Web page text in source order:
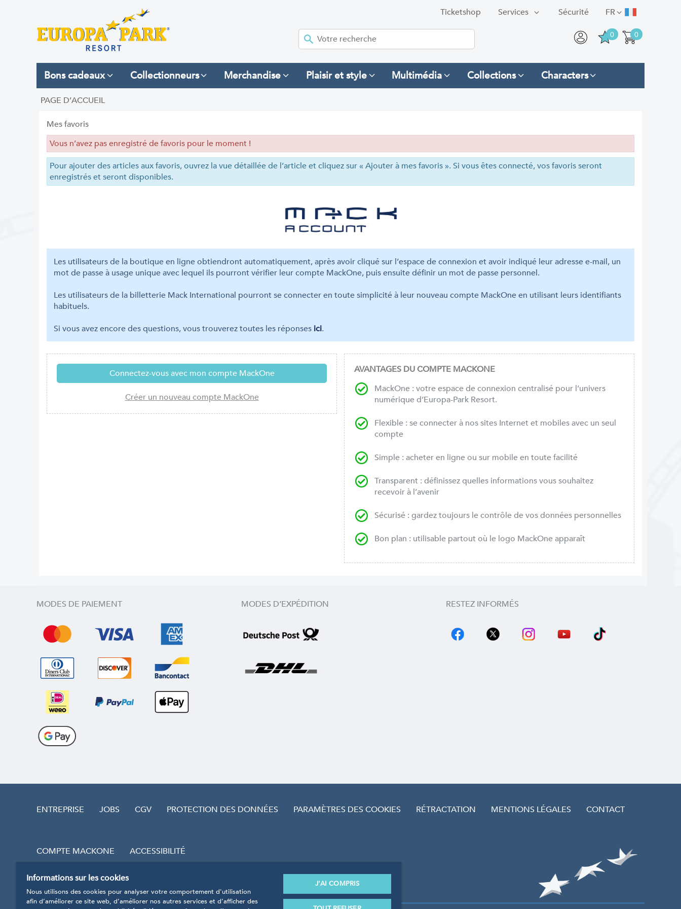
FR
Sécurité
Services
Ticketshop
0
0
Bons cadeaux Collectionneurs Merchandise Plaisir et style Multimédia Collections Characters
PAGE D’ACCUEIL
Mes favoris
Vous n’avez pas enregistré de favoris pour le moment !
Pour ajouter des articles aux favoris, ouvrez la vue détaillée de l’article et cliquez sur « Ajouter à mes favoris ». Si vous êtes connecté, vos favoris seront
enregistrés et seront disponibles.
Les utilisateurs de la boutique en ligne obtiendront automatiquement, après avoir cliqué sur l’espace de connexion et avoir indiqué leur adresse e-mail, un
mot de passe à usage unique avec lequel ils pourront vérifier leur compte MackOne, puis ensuite définir un mot de passe personnel.
Les utilisateurs de la billetterie Mack International pourront se connecter en toute simplicité à leur nouveau compte MackOne en utilisant leurs identifiants
habituels.
Si vous avez encore des questions, vous trouverez toutes les réponses ici.
AVANTAGES DU COMPTE MACKONE
MackOne : votre espace de connexion centralisé pour l’univers
numérique d’Europa-Park Resort.
Flexible : se connecter à nos sites Internet et mobiles avec un seul
compte
Simple : acheter en ligne ou sur mobile en toute facilité
Transparent : définissez quelles informations vous souhaitez
recevoir à l’avenir
Sécurisé : gardez toujours le contrôle de vos données personnelles
Bon plan : utilisable partout où le logo MackOne apparaît
MODES DE PAIEMENT MODES D’EXPÉDITION RESTEZ INFORMÉS
ENTREPRISE JOBS CGV PROTECTION DES DONNÉES PARAMÈTRES DES COOKIES RÉTRACTATION MENTIONS LÉGALES CONTACT
COMPTE MACKONE ACCESSIBILITÉ
RÉVOQUER LE CONTRAT
Informations sur les cookies
Nous utilisons des cookies pour analyser votre comportement d'utilisation
afin d’améliorer ce site web, d’améliorer nos autres services et d’afficher des
J'AI COMPRIS